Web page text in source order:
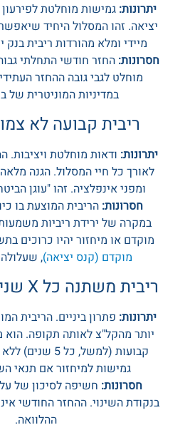
יתרונות: גמישות מוחלטת
יציאה. זהו המסלול היחיד
מיידי ומלא מהורדות ריבית
חסרונות: החזר חודשי התחלתי
מוחלט לגבי גובה ההחזר
במדיניות המוניטרית של
ריבית קבועה לא
יתרונות: ודאות מוחלטת ויציבות.
לאורך כל חיי המסלול. הגנה
ומפני אינפלציה. זהו "עוגן
חסרונות: הריבית המוצעת בו
במקרה של ירידת ריביות
מוקדם או מיחזור יהיו כרוכים
מוקדם (קנס יציאה), שעלולה
ריבית משתנה כל X שנים, לא צמודה
יתרונות: פתרון ביניים. הריבית
יותר מהקל"צ לאותה תקופה. הוא
קבועות (למשל,
גמישות למיחזור אם תנאי
חסרונות: חשיפה לסיכון של
בנקודת השינוי. ההחזר החודשי
ההלוואה.